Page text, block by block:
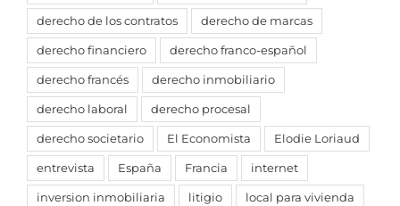
derecho de los contratos derecho de marcas
derecho financiero derecho franco-español
derecho francés derecho inmobiliario
derecho laboral derecho procesal
derecho societario El Economista Elodie Loriaud
entrevista España Francia internet
inversion inmobiliaria litigio local para vivienda